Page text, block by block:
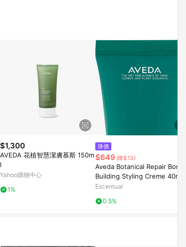
不符，以銷售網頁標示為準。 (6) 導購訂
權利，活動詳情以樂天市場網站公告為準。
$1,300
AVEDA 花植智慧潔膚慕斯 150m
l
Yahoo購物中心
1%
降價
$649 (降$13)
Aveda Botanical Repair Bond-
Building Styling Creme 40ml
Escentual
0.5%